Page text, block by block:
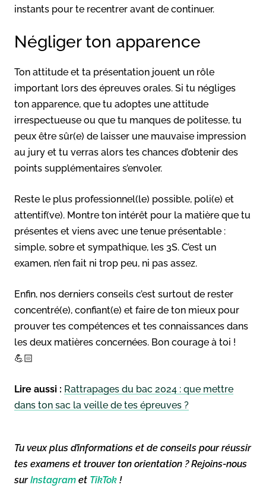
instants pour te recentrer avant de continuer.
Négliger ton apparence
Ton attitude et ta présentation jouent un rôle
important lors des épreuves orales. Si tu négliges
ton apparence, que tu adoptes une attitude
irrespectueuse ou que tu manques de politesse, tu
peux être sûr(e) de laisser une mauvaise impression
au jury et tu verras alors tes chances d’obtenir des
points supplémentaires s’envoler.
Reste le plus professionnel(le) possible, poli(e) et
attentif(ve). Montre ton intérêt pour la matière que tu
présentes et viens avec une tenue présentable :
simple, sobre et sympathique, les 3S. C’est un
examen, n’en fait ni trop peu, ni pas assez.
Enfin, nos derniers conseils c’est surtout de rester
concentré(e), confiant(e) et faire de ton mieux pour
prouver tes compétences et tes connaissances dans
les deux matières concernées. Bon courage à toi !
💪🏻
Lire aussi : Rattrapages du bac 2024 : que mettre
dans ton sac la veille de tes épreuves ?
Tu veux plus d’informations et de conseils pour réussir
tes examens et trouver ton orientation ? Rejoins-nous
surInstagram et TikTok !